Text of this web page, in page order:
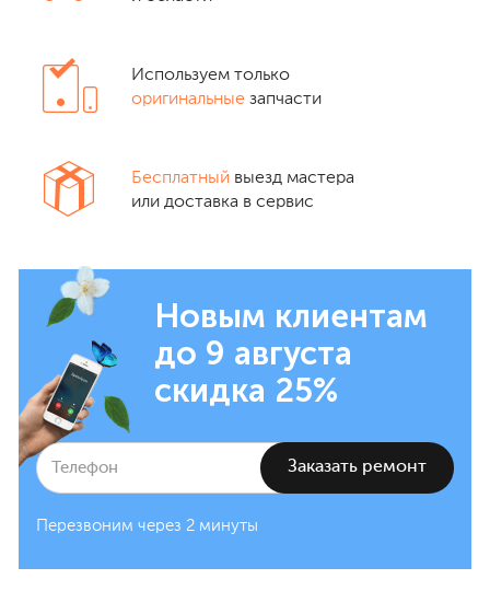
Используем только
оригинальные запчасти
Бесплатный выезд мастера
или доставка в сервис
Новым клиентам
до 9 августа
скидка 25%
Перезвоним через 2 минуты